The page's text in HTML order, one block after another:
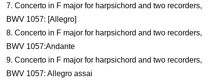
7. Concerto in F major for harpsichord and two recorders,
BWV 1057: [Allegro]
8. Concerto in F major for harpsichord and two recorders,
BWV 1057:Andante
9. Concerto in F major for harpsichord and two recorders,
BWV 1057: Allegro assai